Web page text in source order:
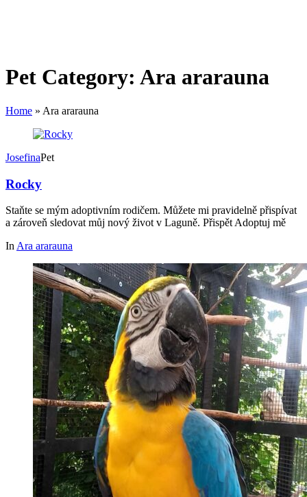
Pet Category: Ara ararauna
Home » Ara ararauna
JosefinaPet
Rocky
Staňte se mým adoptivním rodičem. Můžete mi pravidelně přispívat
a zároveň sledovat můj nový život v Laguně. Přispět Adoptuj mě
In Ara ararauna